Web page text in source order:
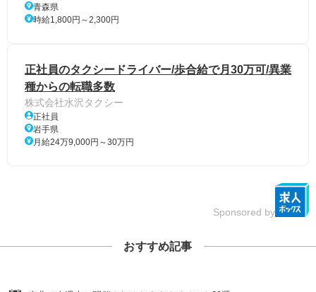
青森県
時給1,800円～2,300円
正社員のタクシードライバー/歩合給で月30万可/異業
種からの転職多数
株式会社水沢タクシー
正社員
岩手県
月給24万9,000円～30万円
Sponsored by
おすすめ記事